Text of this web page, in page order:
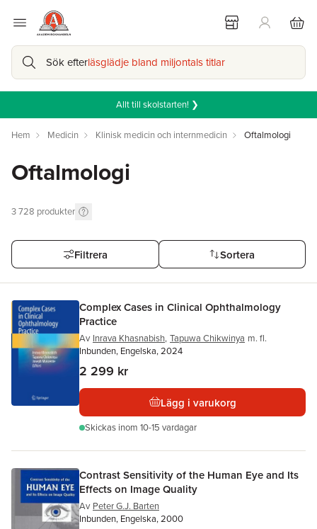
Sök efterläsglädje bland miljontals titlar
Allt till skolstarten! ❯
Hem Medicin Klinisk medicin och internmedicin Oftalmologi
Oftalmologi
3 728 produkter
Filtrera Sortera
Complex Cases in Clinical Ophthalmology
Practice
Av Inrava Khasnabish, Tapuwa Chikwinya m. fl.
Inbunden, Engelska, 2024
2 299 kr
Lägg i varukorg
Skickas inom 10-15 vardagar
Contrast Sensitivity of the Human Eye and Its
Effects on Image Quality
Av Peter G.J. Barten
Inbunden, Engelska, 2000